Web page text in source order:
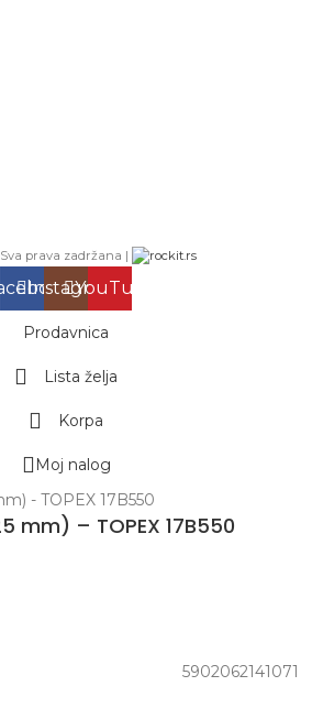
prava zadržana |
Instagram
YouTube
Prodavnica
Lista želja
Korpa
Moj nalog
mm) – TOPEX 17B550
5902062141071